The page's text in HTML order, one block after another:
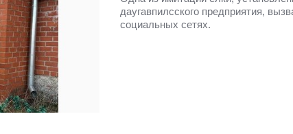
даугавпилсского предприятия,
социальных сетях.